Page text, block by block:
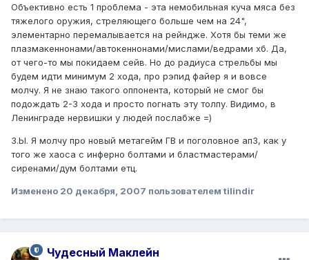
Объективно есть 1 проблема - эта немобильная куча мяса без
тяжелого оружия, стреляющего больше чем на 24",
элементарно перемалывается на рейндже. Хотя бы теми же
плазмакеннонами/автокеннонами/мислами/ведрами хб. Да,
от чего-то мы покидаем сейв. Но до радиуса стрельбы мы
будем идти минимум 2 хода, про рэпид файер я и вовсе
молчу. Я не знаю такого оппонента, который не смог бы
подождать 2-3 хода и просто погнать эту толпу. Видимо, в
Ленинграде нервишки у людей послабже =)
З.Ы. Я молчу про новый метагейм ГВ и поголовное ап3, как у
того же хаоса с инферно болтами и бластмастерами/
сиренами/дум болтами етц.
Изменено 20 декабря, 2007 пользователем tilindir
Чудесный Маклейн